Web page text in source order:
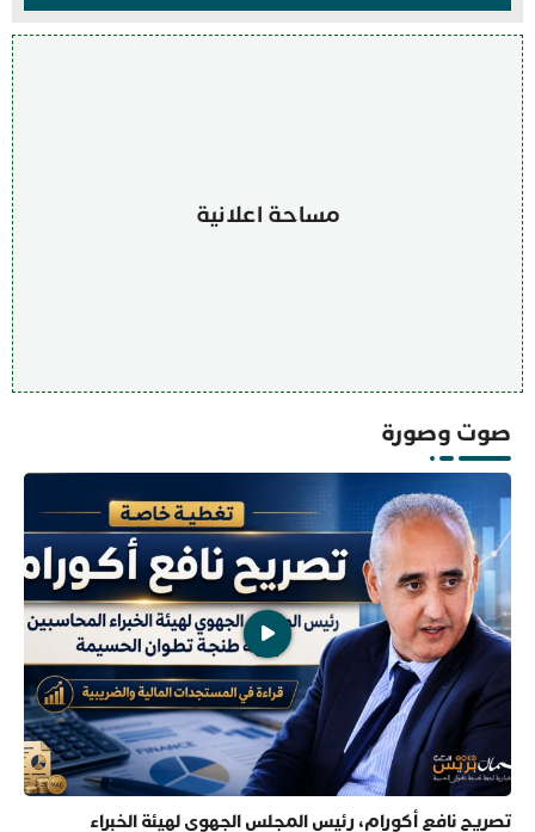
مساحة اعلانية
صوت وصورة
تصريح نافع أكورام، رئيس المجلس الجهوي لهيئة الخبراء